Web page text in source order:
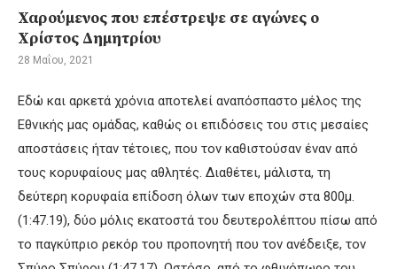
Χαρούμενος που επέστρεψε σε αγώνες ο
Χρίστος Δημητρίου
28 Μαΐου, 2021
Εδώ και αρκετά χρόνια αποτελεί αναπόσπαστο μέλος της
Εθνικής μας ομάδας, καθώς οι επιδόσεις του στις μεσαίες
αποστάσεις ήταν τέτοιες, που τον καθιστούσαν έναν από
τους κορυφαίους μας αθλητές. Διαθέτει, μάλιστα, τη
δεύτερη κορυφαία επίδοση όλων των εποχών στα 800μ.
(1:47.19), δύο μόλις εκατοστά του δευτερολέπτου πίσω από
το παγκύπριο ρεκόρ του προπονητή που τον ανέδειξε, τον